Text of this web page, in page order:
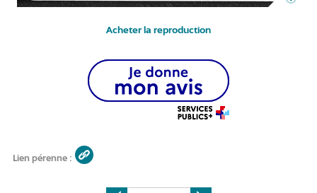
Acheter la reproduction
Lien pérenne